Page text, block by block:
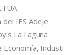
IES Adeje
La Laguna
Industria,